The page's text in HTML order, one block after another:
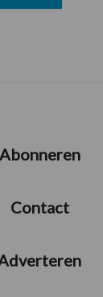
Abonneren
Contact